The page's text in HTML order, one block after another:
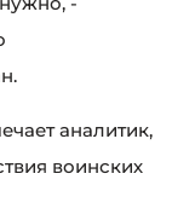
аналитик,
воинских